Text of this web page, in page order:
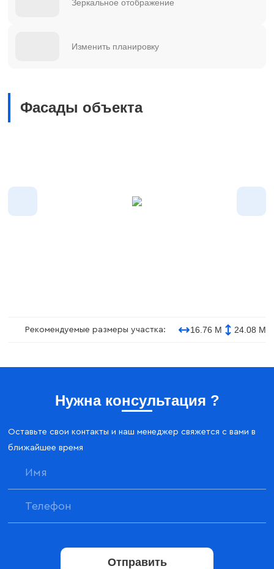
Зеркальное отображение
Изменить планировку
Фасады объекта
Рекомендуемые размеры участка: 16.76 М 24.08 М
Нужна консультация ?
Оставьте свои контакты и наш менеджер свяжется с вами в
ближайшее время
Отправить